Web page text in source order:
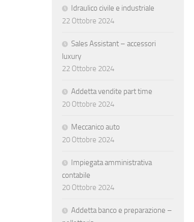
Idraulico civile e industriale
22 Ottobre 2024
Sales Assistant – accessori
luxury
22 Ottobre 2024
Addetta vendite part time
20 Ottobre 2024
Meccanico auto
20 Ottobre 2024
Impiegata amministrativa
contabile
20 Ottobre 2024
Addetta banco e preparazione –